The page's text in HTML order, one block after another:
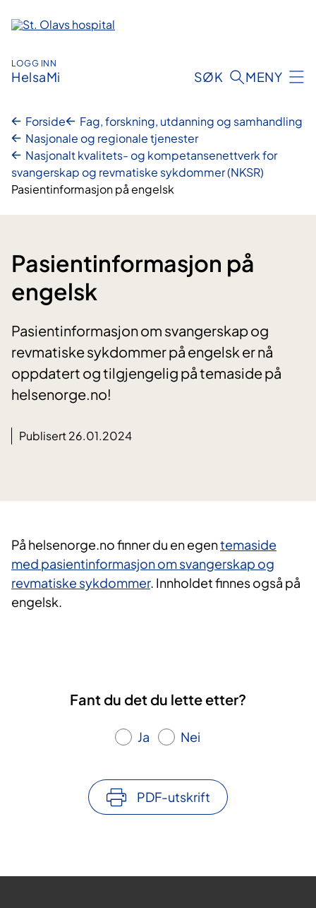
innhold
LOGG INN
HelsaMi SØK MENY
Forside
Fag, forskning, utdanning og samhandling
Nasjonale og regionale tjenester
Nasjonalt kvalitets- og kompetansenettverk for
svangerskap og revmatiske sykdommer (NKSR)
Pasientinformasjon på engelsk
Pasientinformasjon på
engelsk
Pasientinformasjon om svangerskap og
revmatiske sykdommer på engelsk er nå
oppdatert og tilgjengelig på temaside på
helsenorge.no!
Publisert 26.01.2024
På helsenorge.no finner du en egentemaside
med pasientinformasjon om svangerskap og
revmatiske sykdommer. Innholdet finnes også på
engelsk.
Fant du det du lette etter?
Ja Nei
PDF-utskrift